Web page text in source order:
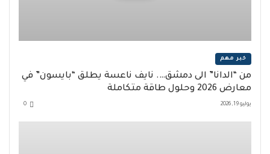
خبر مهم
من “الدانا” الى دمشق…. نايف ناعسة يطلق “بايسون” في
معارض 2026 وحلول طاقة متكاملة
يوليو 19, 2026 0